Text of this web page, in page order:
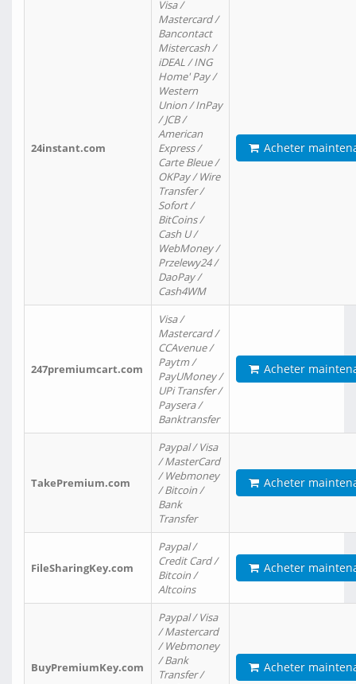
24instant.com
Visa /
Mastercard /
Bancontact
Mistercash /
iDEAL / ING
Home' Pay /
Western
Union / InPay
/ JCB /
American
Express /
Carte Bleue /
OKPay / Wire
Transfer /
Sofort /
BitCoins /
Cash U /
WebMoney /
Przelewy24 /
DaoPay /
Cash4WM
Acheter
247premiumcart.com
Visa /
Mastercard /
CCAvenue /
Paytm /
PayUMoney /
UPi Transfer /
Paysera /
Banktransfer
Acheter
TakePremium.com
Paypal / Visa
/ MasterCard
/ Webmoney
/ Bitcoin /
Bank
Transfer
Acheter
FileSharingKey.com
Paypal /
Credit Card /
Bitcoin /
Altcoins
Acheter
BuyPremiumKey.com
Paypal / Visa
/ Mastercard
/ Webmoney
/ Bank
Transfer /
Acheter